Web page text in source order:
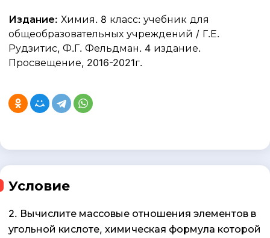
Издание: Химия. 8 класс: учебник для
общеобразовательных учреждений / Г.Е.
Рудзитис, Ф.Г. Фельдман. 4 издание.
Просвещение, 2016-2021г.
Условие
2. Вычислите массовые отношения элементов в
угольной кислоте, химическая формула которой